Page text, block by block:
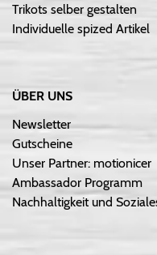
Trikots selber gestalten
Individuelle spized Artikel
ÜBER UNS
Newsletter
Gutscheine
Unser Partner: motionicer
Ambassador Programm
Nachhaltigkeit und